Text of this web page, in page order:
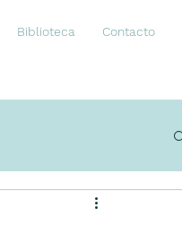
Biblioteca Contacto